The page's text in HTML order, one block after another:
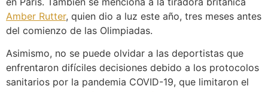
Amber Rutter, quien dio a luz este año, tres meses antes
del comienzo de las Olimpiadas.
Asimismo, no se puede olvidar a las deportistas que
enfrentaron difíciles decisiones debido a los protocolos
sanitarios por la pandemia COVID-19, que limitaron el